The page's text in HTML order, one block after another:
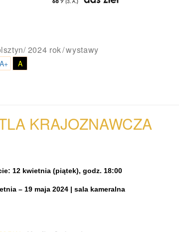
/2024 rok wystawy
A+ A
KRAJOZNAWCZA
12 kwietnia (piątek), godz. 18:00
– 19 maja 2024 | sala kameralna